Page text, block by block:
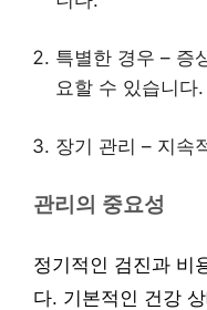
특별한 경우 – 증
요할 수 있습니다.
장기 관리 – 지속
관리의 중요성
정기적인 검진과 비
다. 기본적인 건강